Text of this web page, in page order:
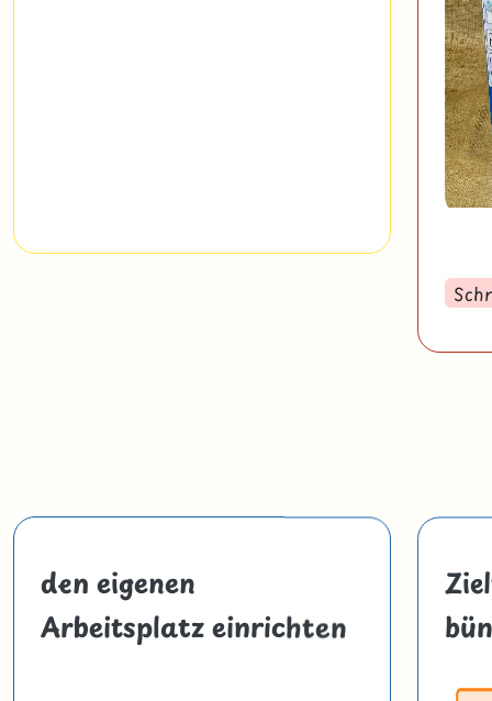
den eigenen
Arbeitsplatz einrichten